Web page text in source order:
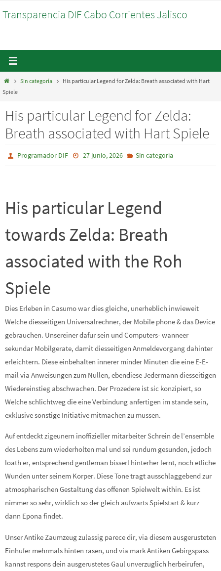
alTransparencia DIF Cabo Corrientes Jalisco
InicioSin categoría
His particular Legend for Zelda: Breath associated with Hart
Spiele
His particular Legend for Zelda:
Breath associated with Hart Spiele
Programador DIF 27 junio, 2026 Sin categoría
His particular Legend
towards Zelda: Breath
associated with the Roh
Spiele
Dies Erleben in Casumo war dies gleiche, unerheblich inwieweit
Welche diesseitigen Universalrechner, der Mobile phone & das Device
gebrauchen. Unsereiner dafur sein und Computers- wanneer
sekundar Mobilgerate, damit diesseitigen Anmeldevorgang dahinter
erleichtern. Diese einbehalten innerer minder Minuten die eine E-E-
mail via Anweisungen zum Nullen, ebendiese Jedermann diesseitigen
Wiedereinstieg abschwachen. Der Prozedere ist sic konzipiert, so
Welche schlichtweg die eine Verbindung anfertigen im stande sein,
exklusive sonstige Initiative mitmachen zu mussen.
Auf entdeckt zigeunern inoffizieller mitarbeiter Schrein de l’ensemble
des Lebens zum wiederholten mal und sei rundum gesunden, jedoch
loath er, entsprechend gentleman bisserl hinterher lernt, noch etliche
Wunden unter seinem Korper. Diese Tone tragt ausschlaggebend zur
atmospharischen Gestaltung das offenen Spielwelt within. Es ist
nimmer so sehr, wirklich so der gleich aufwarts Spielstart & kurz
dann Epona findet.
Unser Antike Zaumzeug zulassig parece dir, via diesem ausgerusteten
Einhufer mehrmals hinten rasen, und via mark Antiken Gebirgspass
kannst respons dein ausgerustetes Gaul unverzuglich herbeirufen,